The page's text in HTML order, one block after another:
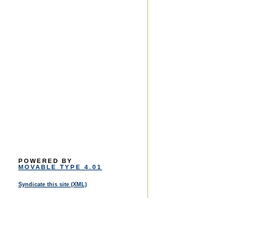
POWERED BY
MOVABLE TYPE 4.01
Syndicate this site (XML)